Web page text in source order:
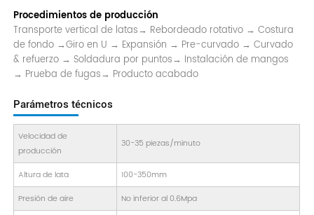
Procedimientos de producción
Transporte vertical de latas→ Rebordeado rotativo → Costura
de fondo →Giro en U → Expansión → Pre-curvado → Curvado
& refuerzo → Soldadura por puntos→ Instalación de mangos
→ Prueba de fugas→ Producto acabado
Parámetros técnicos
Velocidad de
producción
30-35 piezas/minuto
Altura de lata
100-350mm
Presión de aire
No inferior al 0.6Mpa